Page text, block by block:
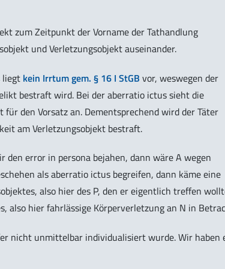
zum Zeitpunkt der Vorname der Tathandlung
und Verletzungsobjekt auseinander.
liegt kein Irrtum gem. § 16 I StGB vor, weswegen der
bestraft wird. Bei der aberratio ictus sieht die
den Vorsatz an. Dementsprechend wird der Täter
am Verletzungsobjekt bestraft.
error in persona bejahen, dann wäre A wegen
als aberratio ictus begreifen, dann käme eine
also hier des P, den er eigentlich treffen
also hier fahrlässige Körperverletzung an N in
nicht unmittelbar individualisiert wurde. Wir haben